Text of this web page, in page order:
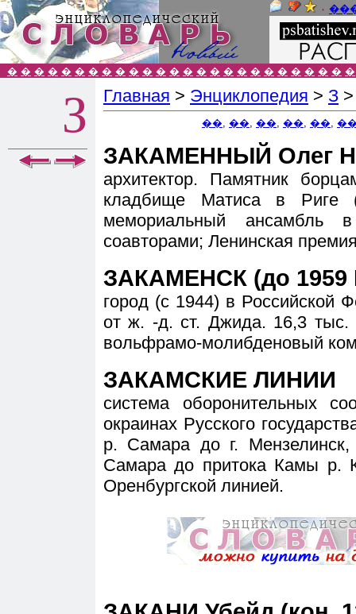
٠
� � � � � � � � � � � � � � � � � � � � � � � � � �
З Главная > Энциклопедия > З
��, ��, ��, ��, ��,
ЗАКАМЕННЫЙ Олег
архитектор. Памятник
кладбище Матиса в Риге
мемориальный ансамбль
соавторами; Ленинская
ЗАКАМЕНСК (до 1959
город (с 1944) в Российской
от ж. -д. ст. Джида. 16,3 тыс.
вольфрамо-молибденовый
ЗАКАМСКИЕ ЛИНИИ
система оборонительных
окраинах Русского
р. Самара до г.
Самара до притока Камы р.
Оренбургской линией.